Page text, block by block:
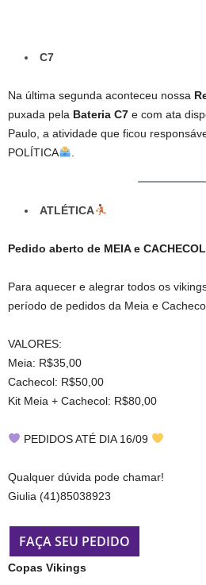
C7
Na última segunda aconteceu nossa
puxada pela Bateria C7 e com ata
Paulo, a atividade que ficou
POLÍTICA
ATLÉTICA
Pedido aberto de MEIA e
Para aquecer e alegrar todos os
período de pedidos da Meia e
VALORES:
Meia: R$35,00
Cachecol: R$50,00
Kit Meia + Cachecol: R$80,00
PEDIDOS ATÉ DIA 16/09
Qualquer dúvida pode chamar!
Giulia (41)85038923
FAÇA SEU PEDIDO
Copas Vikings